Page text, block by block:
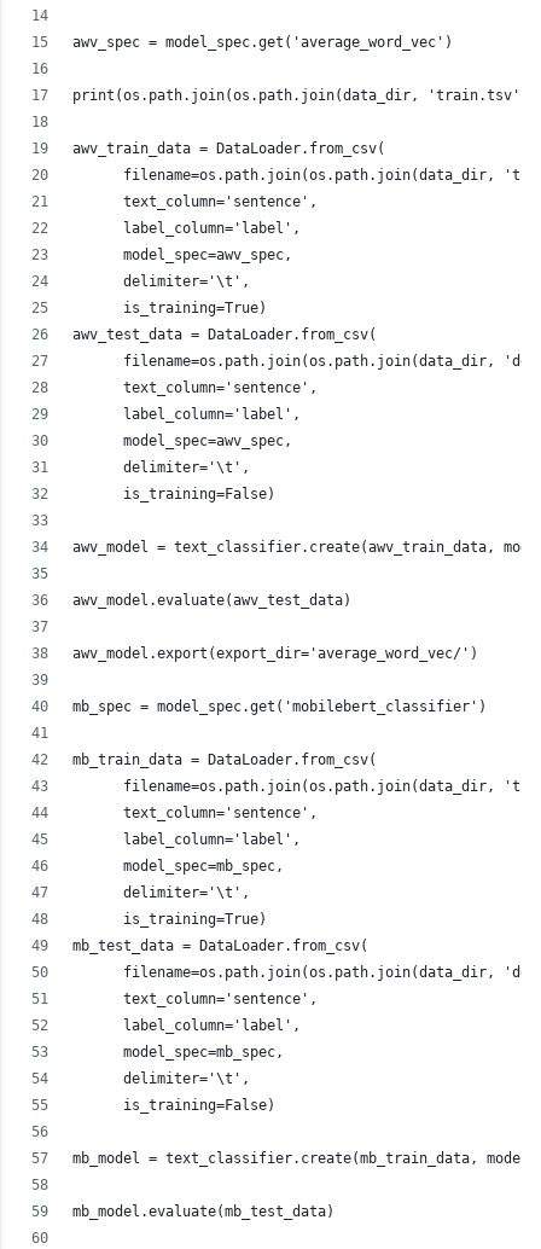
awv_spec = model_spec.get('average_word_vec')
print(os.path.join(os.path.join(data_dir,
awv_train_data = DataLoader.from_csv(
filename=os.path.join(os.path.join(data_dir,
      text_column='sentence',
      label_column='label',
      model_spec=awv_spec,
      delimiter='\t',
      is_training=True)
awv_test_data = DataLoader.from_csv(
filename=os.path.join(os.path.join(data_dir,
      text_column='sentence',
      label_column='label',
      model_spec=awv_spec,
      delimiter='\t',
      is_training=False)
awv_model = text_classifier.create(awv_train_data,
awv_model.evaluate(awv_test_data)
awv_model.export(export_dir='average_word_vec/')
mb_spec = model_spec.get('mobilebert_classifier')
mb_train_data = DataLoader.from_csv(
filename=os.path.join(os.path.join(data_dir,
      text_column='sentence',
      label_column='label',
      model_spec=mb_spec,
      delimiter='\t',
      is_training=True)
mb_test_data = DataLoader.from_csv(
filename=os.path.join(os.path.join(data_dir,
      text_column='sentence',
      label_column='label',
      model_spec=mb_spec,
      delimiter='\t',
      is_training=False)
mb_model = text_classifier.create(mb_train_data,
mb_model.evaluate(mb_test_data)